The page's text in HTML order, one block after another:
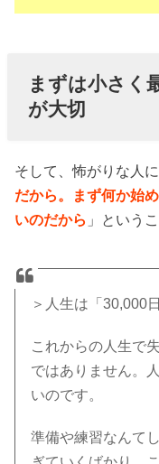
まずは小さく
が大切
そして、怖がりな人
だから。まず何か始
いのだから 」というこ
＞人生は「30,000
これからの人生で
ではありません。
いのです。
準備や練習なんて